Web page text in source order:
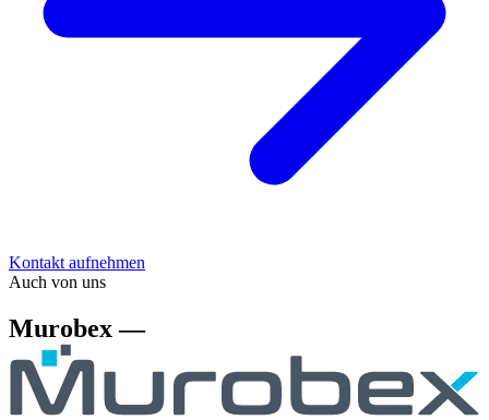
Kontakt aufnehmen
Auch von uns
Murobex —